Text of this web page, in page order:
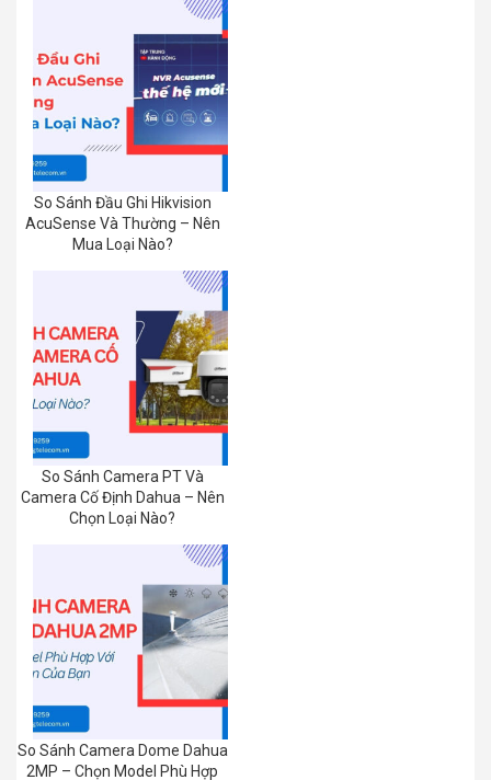
So Sánh Đầu Ghi Hikvision
AcuSense Và Thường – Nên
Mua Loại Nào?
So Sánh Camera PT Và
Camera Cố Định Dahua – Nên
Chọn Loại Nào?
So Sánh Camera Dome Dahua
2MP – Chọn Model Phù Hợp